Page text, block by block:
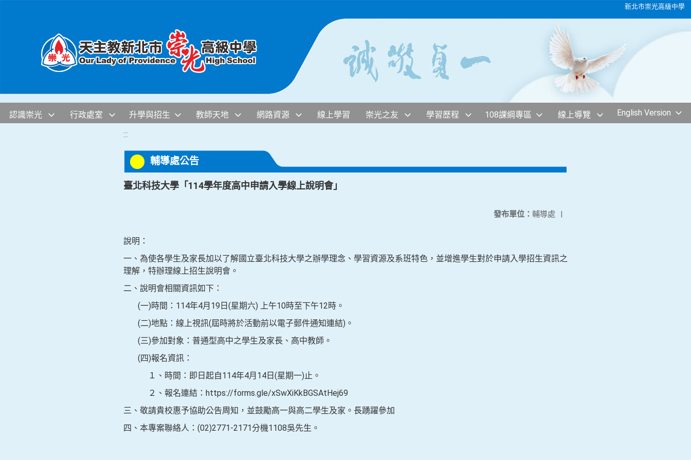
新北市崇光高級中學
認識崇光 行政處室 升學與招生 教師天地 網路資源 線上學習 崇光之友 學習歷程 108課綱專區 線上導覽 English Version
:::
輔導處公告
臺北科技大學「114學年度高中申請入學線上說明會」
發布單位： 輔導處 |
說明：
一、為使各學生及家長加以了解國立臺北科技大學之辦學理念、學習資源及系班特色，並增進學生對於申請入學招生資訊之
理解，特辦理線上招生說明會。
二、說明會相關資訊如下：
(一)時間：114年4月19日(星期六) 上午10時至下午12時。
(二)地點：線上視訊(屆時將於活動前以電子郵件通知連結)。
(三)參加對象：普通型高中之學生及家長、高中教師。
(四)報名資訊：
１、時間：即日起自114年4月14日(星期一)止。
２、報名連結：https://forms.gle/xSwXiKkBGSAtHej69
三、敬請貴校惠予協助公告周知，並鼓勵高一與高二學生及家。長踴躍參加
四、本專案聯絡人：(02)2771-2171分機1108吳先生。